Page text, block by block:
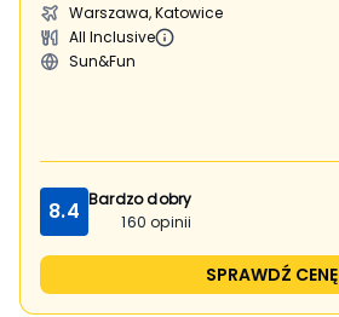
Warszawa, Katowice
All Inclusive
Sun&Fun
8.4 Bardzo dobry
160 opinii
SPRAWDŹ CENĘ